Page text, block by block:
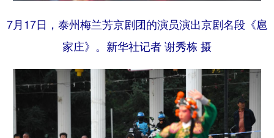
7月17日，泰州梅兰芳京剧团的演员演出京剧名段《扈
家庄》。新华社记者 谢秀栋 摄